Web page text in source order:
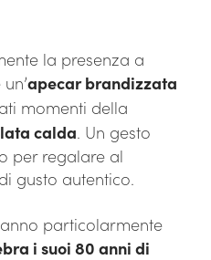
la presenza a
apecar brandizzata
momenti della
calda. Un gesto
per regalare al
gusto autentico.
particolarmente
i suoi 80 anni di